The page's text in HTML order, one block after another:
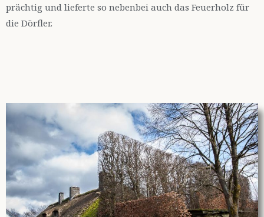
prächtig und lieferte so nebenbei auch das Feuerholz für
die Dörfler.